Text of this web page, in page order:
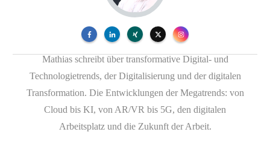
Mathias schreibt über transformative Digital- und
Technologietrends, der Digitalisierung und der digitalen
Transformation. Die Entwicklungen der Megatrends: von
Cloud bis KI, von AR/VR bis 5G, den digitalen
Arbeitsplatz und die Zukunft der Arbeit.